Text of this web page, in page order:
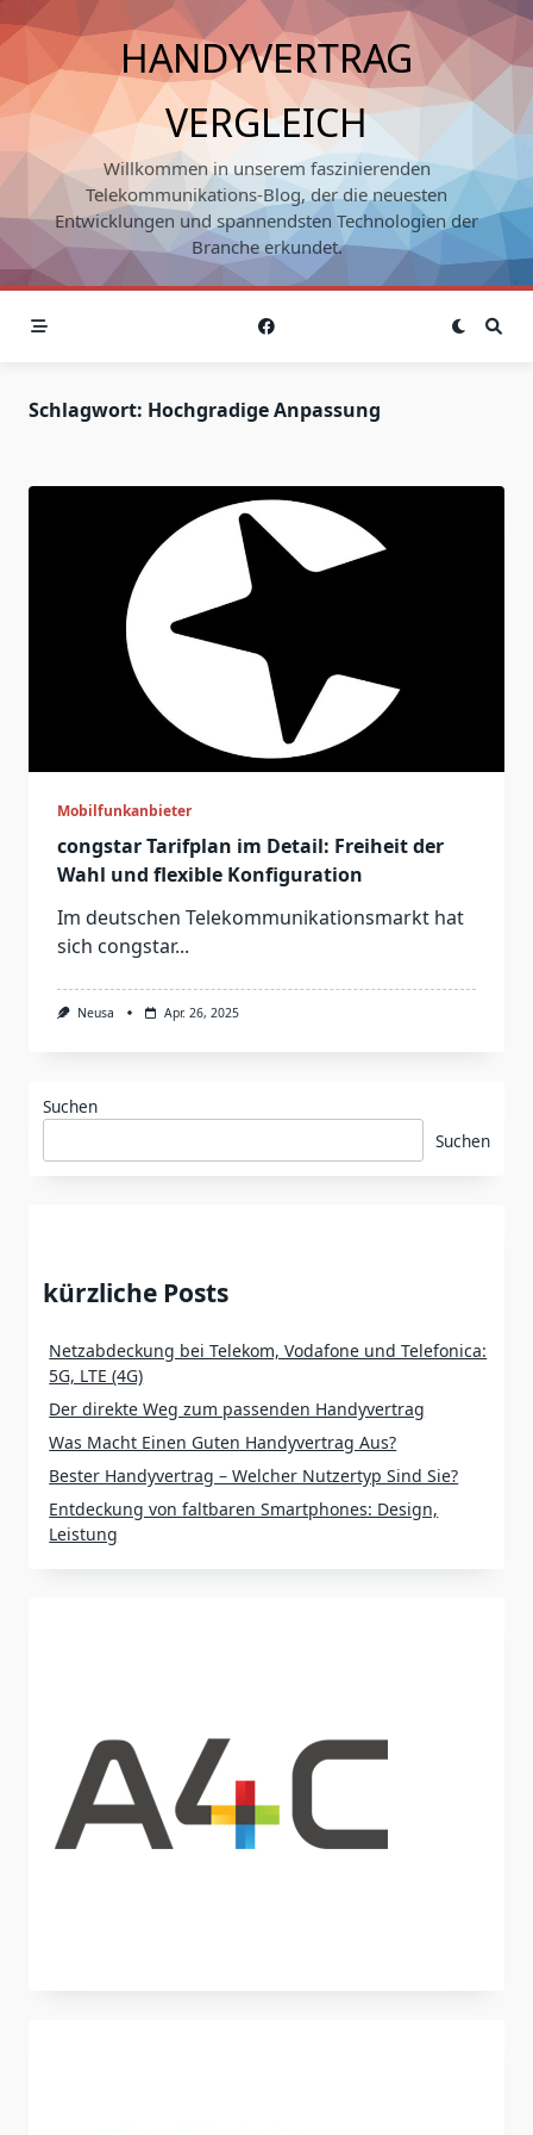
Skip
to
content
HANDYVERTRAG
VERGLEICH
Willkommen in unserem faszinierenden
Telekommunikations-Blog, der die neuesten
Entwicklungen und spannendsten Technologien der
Branche erkundet.
Schlagwort: Hochgradige Anpassung
Mobilfunkanbieter
congstar Tarifplan im Detail: Freiheit der
Wahl und flexible Konfiguration
Im deutschen Telekommunikationsmarkt hat
sich congstar...
Neusa Apr. 26, 2025
Suchen
Suchen
kürzliche Posts
Netzabdeckung bei Telekom, Vodafone und Telefonica:
5G, LTE (4G)
Der direkte Weg zum passenden Handyvertrag
Was Macht Einen Guten Handyvertrag Aus?
Bester Handyvertrag – Welcher Nutzertyp Sind Sie?
Entdeckung von faltbaren Smartphones: Design,
Leistung